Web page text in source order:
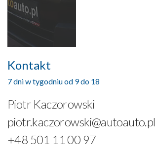
Kontakt
7 dni w tygodniu od 9 do 18
Piotr Kaczorowski
piotr.kaczorowski@autoauto.pl
+48 501 11 00 97